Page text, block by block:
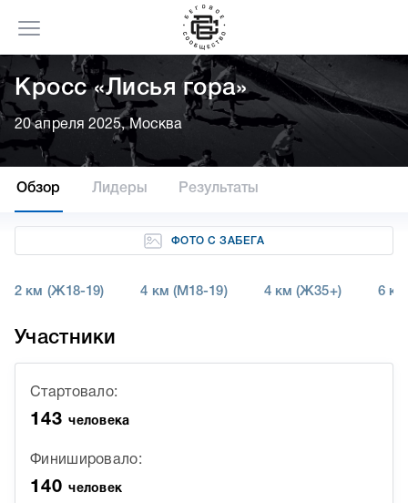
Кросс «Лисья гора»
20 апреля 2025, Москва
Обзор Лидеры Результаты
ФОТО С ЗАБЕГА
2 км (Ж18-19) 4 км (М18-19) 4 км (Ж35+) 6
Участники
Стартовало:
143человека
Финишировало:
140человек